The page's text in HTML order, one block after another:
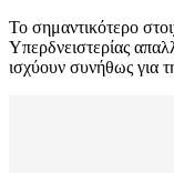
Το σημαντικότερο
Υπερδνειστερίας
ισχύουν συνήθως για